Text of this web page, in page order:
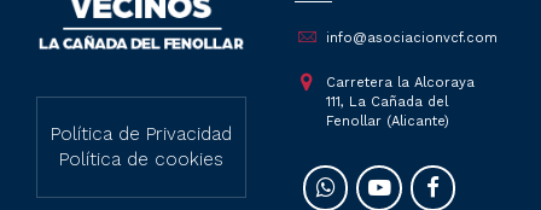
Política de Privacidad
Política de cookies
info@asociacionvcf.com
Carretera la Alcoraya
111, La Cañada del
Fenollar (Alicante)